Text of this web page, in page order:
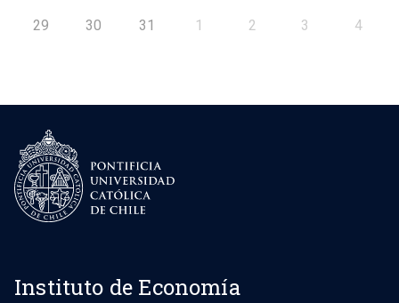
29 30 31 1 2 3 4
Instituto de Economía